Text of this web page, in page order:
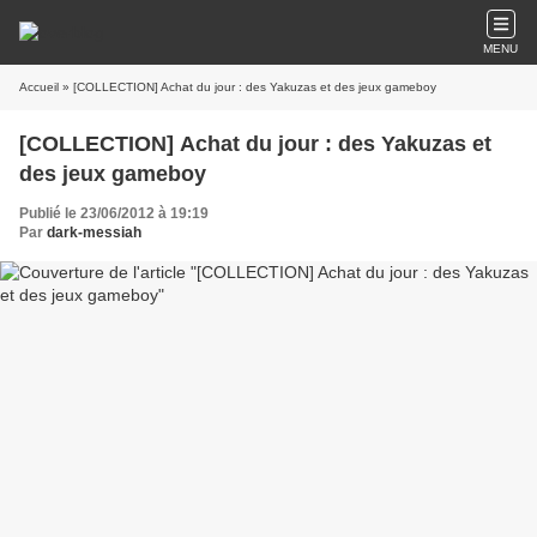
MENU
Accueil » [COLLECTION] Achat du jour : des Yakuzas et des jeux gameboy
[COLLECTION] Achat du jour : des Yakuzas et
des jeux gameboy
Publié le 23/06/2012 à 19:19
Par dark-messiah